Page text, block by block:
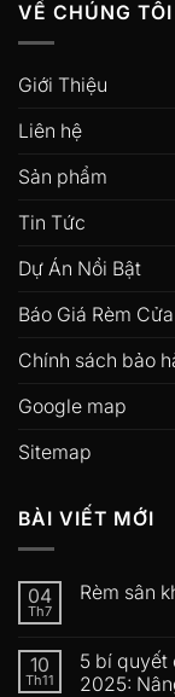
VỀ CHÚNG TÔI
Giới Thiệu
Liên hệ
Sản phẩm
Tin Tức
Dự Án Nổi Bật
Báo Giá Rèm Cửa
Chính sách bảo
Google map
Sitemap
BÀI VIẾT MỚI
04
Th7
Rèm sân
10
Th11
5 bí quyết
2025: